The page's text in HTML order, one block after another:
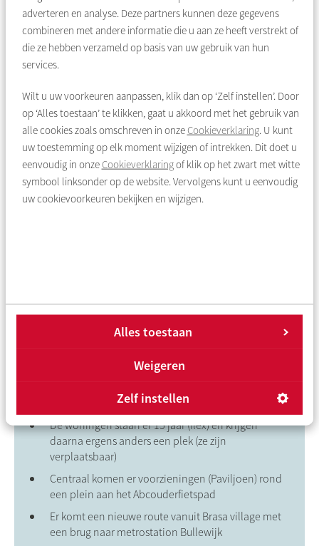
adverteren en analyse. Deze partners kunnen deze gegevens
combineren met andere informatie die u aan ze heeft verstrekt of
die ze hebben verzameld op basis van uw gebruik van hun
services.
Wilt u uw voorkeuren aanpassen, klik dan op ‘Zelf instellen’. Door
op ‘Alles toestaan’ te klikken, gaat u akkoord met het gebruik van
alle cookies zoals omschreven in onze Cookieverklaring. U kunt
uw toestemming op elk moment wijzigen of intrekken. Dit doet u
eenvoudig in onze Cookieverklaringof klik op het zwart met witte
symbool linksonder op de website. Vervolgens kunt u eenvoudig
uw cookievoorkeuren bekijken en wijzigen.
Alles toestaan
Weigeren
Zelf instellen
In een nieuwe buurt bouwen we aan een gemeenschap voor
de komende 15 jaar. Binnenkort kunnen starters,
statushouders, buurtbewoners en iedereen die in aanmerking
komt, reageren op deze sociale huurwoningen. Community
bewoner Dilainy laten je het graag zien. Houd de advertentie
opamsterdam.mijndak.nl/woningaanbod
in de gaten en
reageer!
Meer informatie over Brasa village
de verhuur start half maart 2025 via MijnDak
gemeente en omwonenden
De woningen staan er 15 jaar (flex) en krijgen
daarna ergens anders een plek (ze zijn
verplaatsbaar)
Centraal komen er voorzieningen (Paviljoen) rond
een plein aan het Abcouderfietspad
Er komt een nieuwe route vanuit Brasa village met
een brug naar metrostation Bullewijk